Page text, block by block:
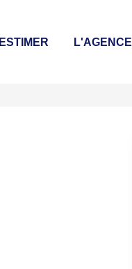
ESTIMER L'AGENCE